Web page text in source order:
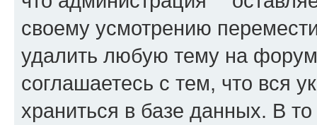
своему усмотрению
удалить любую тему на
соглашаетесь с тем, что вся
храниться в базе данных. В